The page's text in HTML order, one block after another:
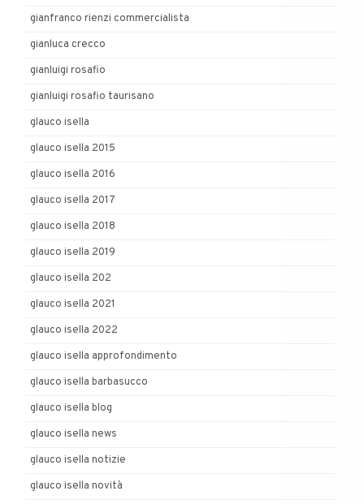
gianfranco rienzi commercialista
gianluca crecco
gianluigi rosafio
gianluigi rosafio taurisano
glauco isella
glauco isella 2015
glauco isella 2016
glauco isella 2017
glauco isella 2018
glauco isella 2019
glauco isella 202
glauco isella 2021
glauco isella 2022
glauco isella approfondimento
glauco isella barbasucco
glauco isella blog
glauco isella news
glauco isella notizie
glauco isella novità